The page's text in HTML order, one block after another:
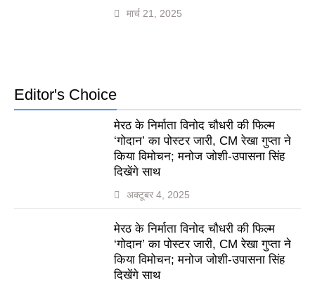
मार्च 21, 2025
Editor's Choice
मेरठ के निर्माता विनोद चौधरी की फिल्म
‘गोदान’ का पोस्टर जारी, CM रेखा गुप्ता ने
किया विमोचन; मनोज जोशी-उपासना सिंह
दिखेंगे साथ
अक्टूबर 4, 2025
मेरठ के निर्माता विनोद चौधरी की फिल्म
‘गोदान’ का पोस्टर जारी, CM रेखा गुप्ता ने
किया विमोचन; मनोज जोशी-उपासना सिंह
दिखेंगे साथ